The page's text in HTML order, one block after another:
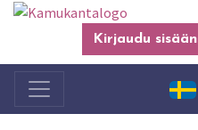
Kirjaudu sisään